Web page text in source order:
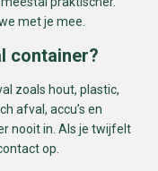
met je mee.
container?
zoals hout, plastic,
afval, accu’s en
nooit in. Als je twijfelt
op.